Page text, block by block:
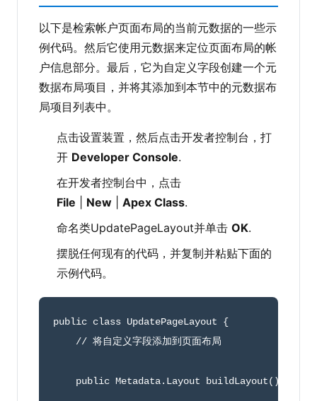
以下是检索帐户页面布局的当前元数据的一些示
例代码。然后它使用元数据来定位页面布局的帐
户信息部分。最后，它为自定义字段创建一个元
数据布局项目，并将其添加到本节中的元数据布
局项目列表中。
点击设置装置，然后点击开发者控制台，打
开 Developer Console.
在开发者控制台中，点击
File
New Apex Class.
命名类UpdatePageLayout并单击 OK.
摆脱任何现有的代码，并复制并粘贴下面的
示例代码。
public class UpdatePageLayout
{
// 将自定义字段添加到页面布局
public Metadata. Layout buildLayout( )